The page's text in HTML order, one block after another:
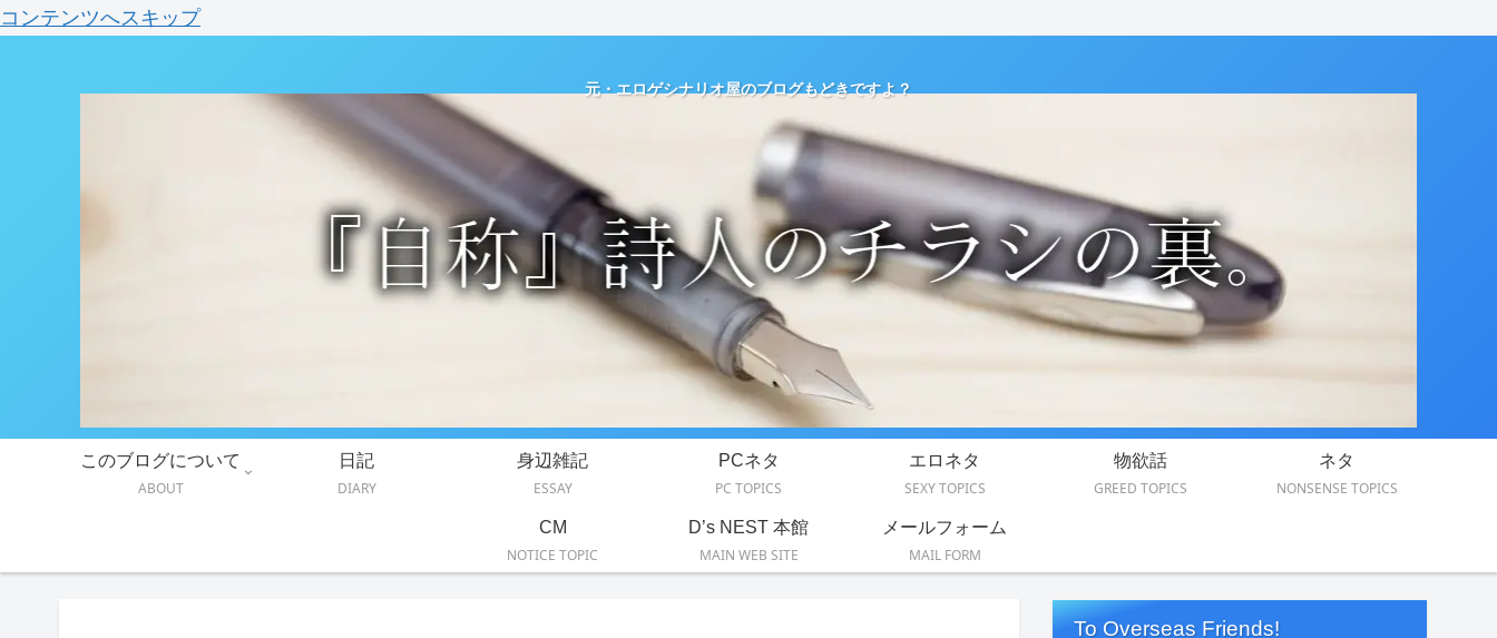
コンテンツへスキップ
元・エロゲシナリオ屋のブログもどきですよ？
このブログについて
ABOUT
日記
DIARY
身辺雑記
ESSAY
PCネタ
PC TOPICS
エロネタ
SEXY TOPICS
物欲話
GREED TOPICS
ネタ
NONSENSE TOPICS
CM
NOTICE TOPIC
D’s NEST 本館
MAIN WEB SITE
メールフォーム
MAIL FORM
To Overseas Friends!